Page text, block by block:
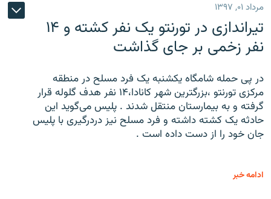
مرداد ۰۱, ۱۳۹۷
تیراندازی در تورنتو یک نفر کشته و ۱۴
نفر زخمی بر جای گذاشت
در پی حمله شامگاه یکشنبه یک فرد مسلح در منطقه
مرکزی تورنتو ،‌بزرگترین شهر کانادا،۱۴ نفر هدف گلوله قرار
گرفته و به بیمارستان منتقل شدند . پلیس می‌گوید این
حادثه یک کشته داشته و فرد مسلح نیز دردرگیری با پلیس
جان خود را از دست داده است .
ادامه خبر